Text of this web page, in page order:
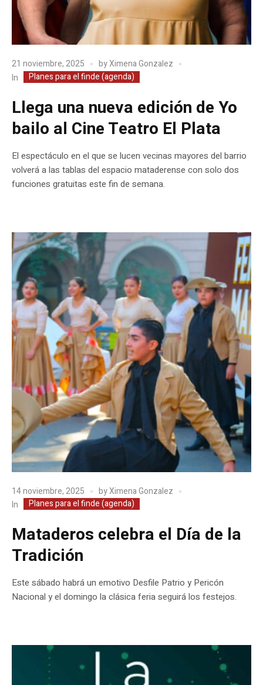
21 noviembre, 2025 byXimena Gonzalez
In
Planes para el finde (agenda)
Llega una nueva edición de Yo
bailo al Cine Teatro El Plata
El espectáculo en el que se lucen vecinas mayores del barrio
volverá a las tablas del espacio mataderense con solo dos
funciones gratuitas este fin de semana.
14 noviembre, 2025 byXimena Gonzalez
In
Planes para el finde (agenda)
Mataderos celebra el Día de la
Tradición
Este sábado habrá un emotivo Desfile Patrio y Pericón
Nacional y el domingo la clásica feria seguirá los festejos.